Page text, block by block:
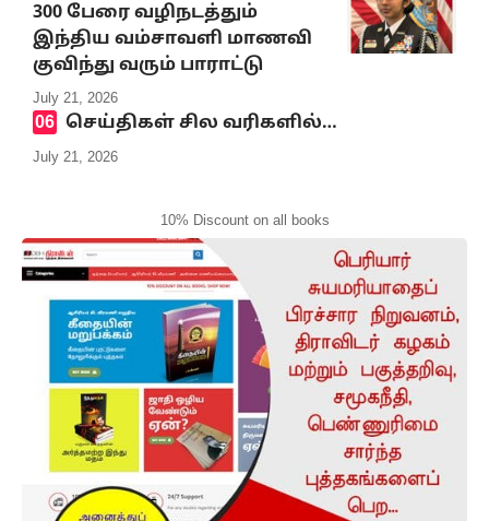
300 பேரை வழிநடத்தும்
இந்திய வம்சாவளி மாணவி
குவிந்து வரும் பாராட்டு
July 21, 2026
செய்திகள் சில வரிகளில்…
July 21, 2026
10% Discount on all books